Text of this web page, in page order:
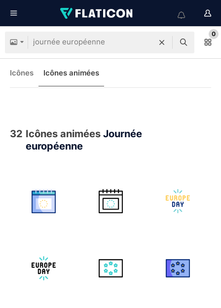
0
Icônes Icônes animées
32 Icônes animées Journée
européenne